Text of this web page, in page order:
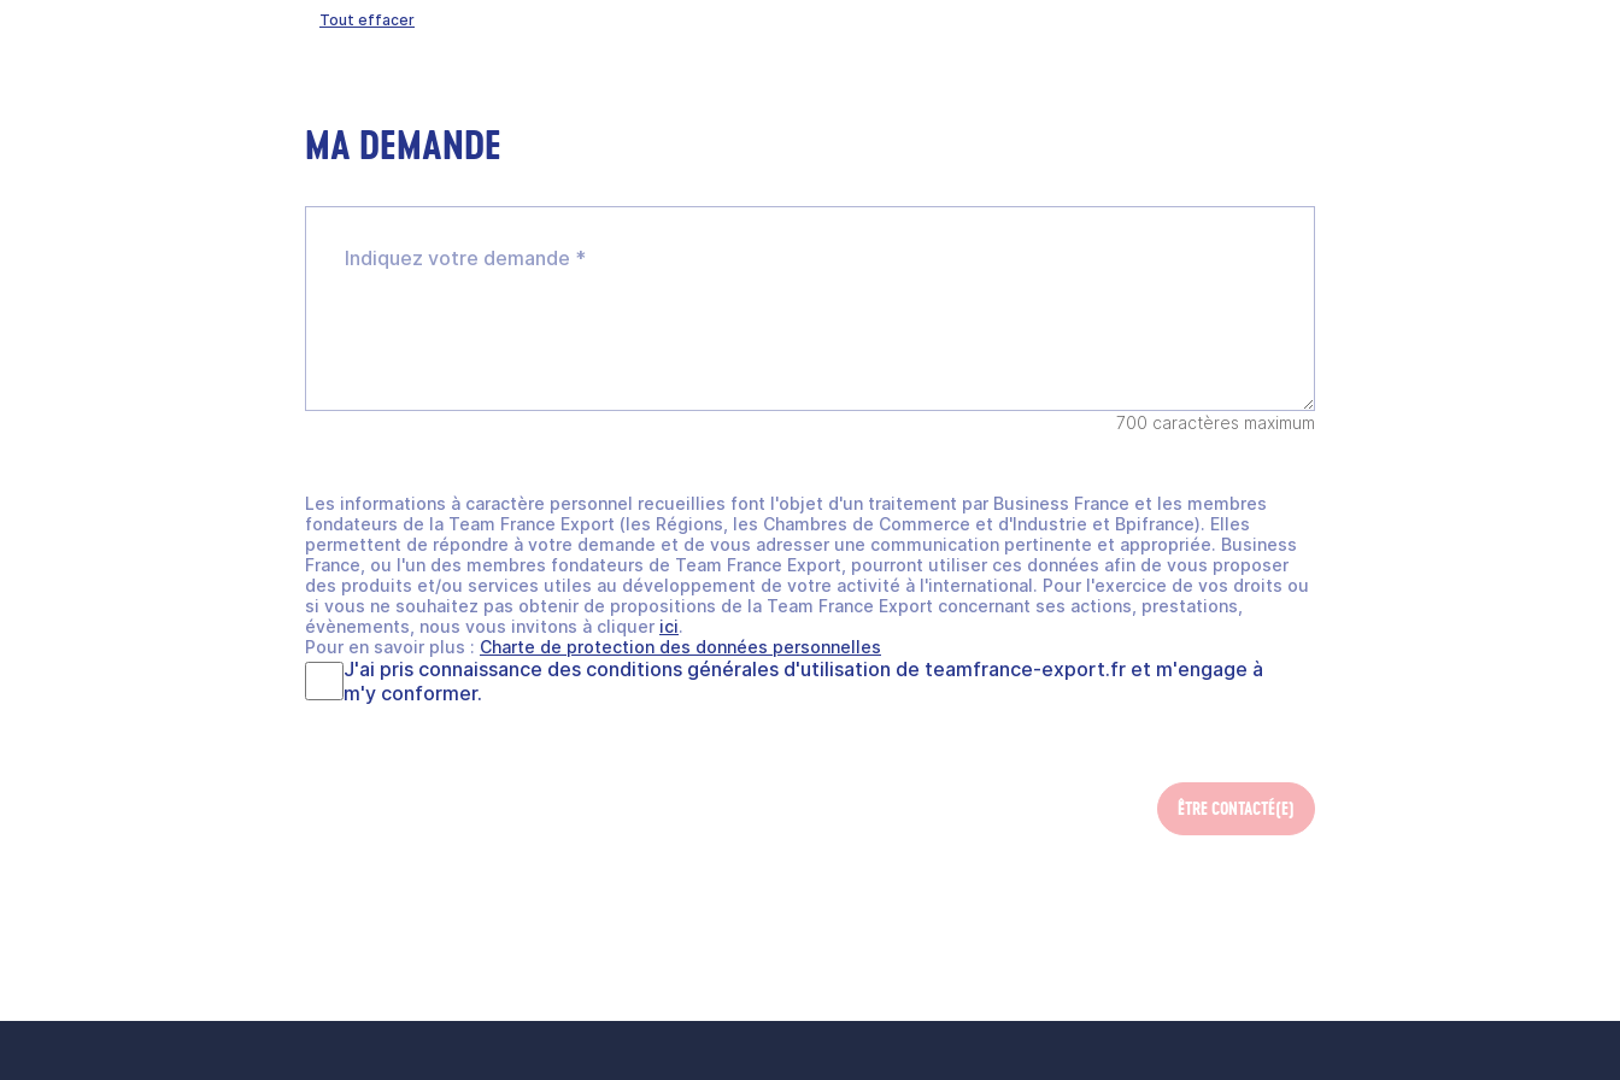
Tout effacer
MA DEMANDE
700 caractères maximum
Les informations à caractère personnel recueillies font l'objet d'un traitement par Business France et les membres
fondateurs de la Team France Export (les Régions, les Chambres de Commerce et d'Industrie et Bpifrance). Elles
permettent de répondre à votre demande et de vous adresser une communication pertinente et appropriée. Business
France, ou l'un des membres fondateurs de Team France Export, pourront utiliser ces données afin de vous proposer
des produits et/ou services utiles au développement de votre activité à l'international. Pour l'exercice de vos droits ou
si vous ne souhaitez pas obtenir de propositions de la Team France Export concernant ses actions, prestations,
évènements, nous vous invitons à cliquer ici.
Pour en savoir plus : Charte de protection des données personnelles
J'ai pris connaissance des conditions générales d'utilisation de teamfrance-export.fr et m'engage à
m'y conformer.
ÊTRE CONTACTÉ(E)